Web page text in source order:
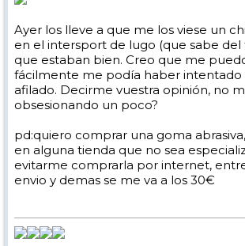
Ayer los lleve a que me los viese un
en el intersport de lugo (que sabe del
que estaban bien. Creo que me
fácilmente me podía haber intentado
afilado. Decirme vuestra opinión, no
obsesionando un poco?
pd:quiero comprar una goma
en alguna tienda que no sea
evitarme comprarla por internet,
envio y demas se me va a los 30€